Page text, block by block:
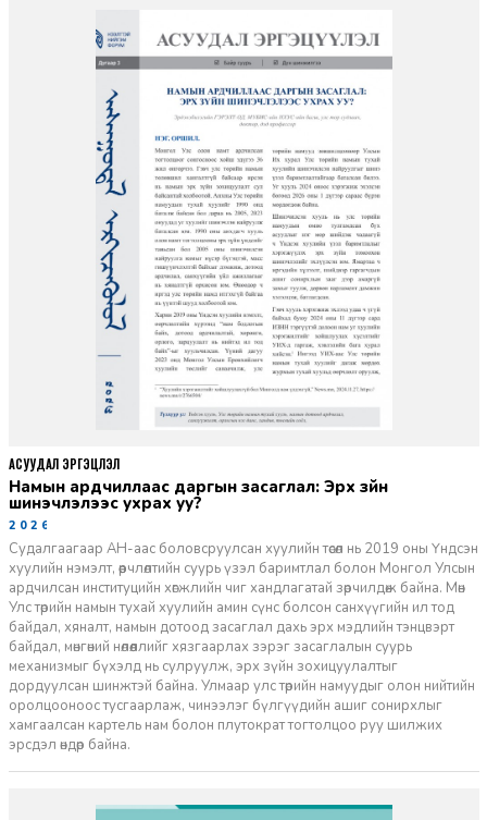
Намын ардчиллаас даргын засаглал: Эрх зүйн
шинэчлэлээс ухрах уу?
2026-07-08
Судалгаагаар АН-аас боловсруулсан хуулийн төсөл нь 2019 оны Үндсэн
хуулийн нэмэлт, өөрчлөлтийн суурь үзэл баримтлал болон Монгол Улсын
ардчилсан институцийн хөгжлийн чиг хандлагатай зөрчилдөж байна. Мөн
Улс төрийн намын тухай хуулийн амин сүнс болсон санхүүгийн ил тод
байдал, хяналт, намын дотоод засаглал дахь эрх мэдлийн тэнцвэрт
байдал, мөнгөний нөлөөллийг хязгаарлах зэрэг засаглалын суурь
механизмыг бүхэлд нь сулруулж, эрх зүйн зохицуулалтыг
дордуулсан шинжтэй байна. Улмаар улс төрийн намуудыг олон нийтийн
оролцооноос тусгаарлаж, чинээлэг бүлгүүдийн ашиг сонирхлыг
хамгаалсан картель нам болон плутократ тогтолцоо руу шилжих
эрсдэл өндөр байна.
АСУУДАЛ ЭРГЭЦҮҮЛЭЛ